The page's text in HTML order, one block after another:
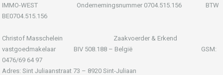
IMMO-WEST Ondernemingsnummer 0704.515.156 BTW
BE0704.515.156
Christof Masschelein Zaakvoerder & Erkend
vastgoedmakelaar BIV 508.188 – België GSM:
0476/69 64 97
Adres: Sint Juliaanstraat 73 – 8920 Sint-Juliaan